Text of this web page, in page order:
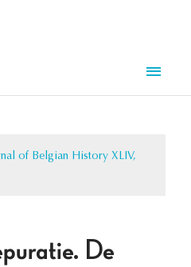
of Belgian History XLIV,
De